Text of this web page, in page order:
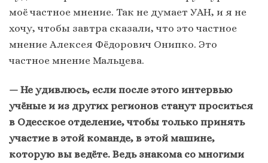
моё частное мнение. Так не думает УАН, и я не
хочу, чтобы завтра сказали, что это частное
мнение Алексея Фёдорович Онипко. Это
частное мнение Мальцева.
— Не удивлюсь, если после этого интервью
учёные и из других регионов станут проситься
в Одесское отделение, чтобы только принять
участие в этой команде, в этой машине,
которую вы ведёте. Ведь знакома со многими